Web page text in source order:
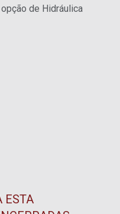
de Hidráulica
ESTA